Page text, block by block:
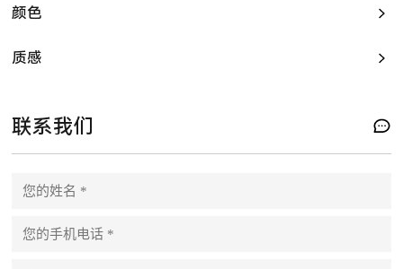
颜色
质感
联系我们
Please leave this field empty.